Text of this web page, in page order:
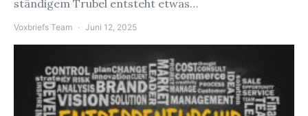
ständigem Trubel entsteht etwas…
Voxbriefs Team Juni 12, 2025